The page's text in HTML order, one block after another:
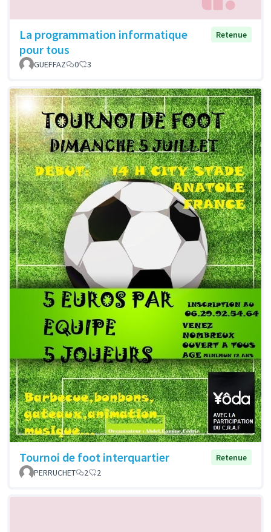
La programmation informatique
pour tous
Retenue
GUEFFAZ 0 3
Tournoi de foot interquartier
Retenue
PERRUCHET
2 2